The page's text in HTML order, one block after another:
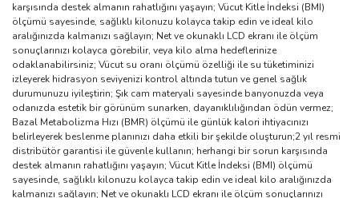
karşısında destek almanın rahatlığını yaşayın; Vücut Kitle İndeksi (BMI)
ölçümü sayesinde, sağlıklı kilonuzu kolayca takip edin ve ideal kilo
aralığınızda kalmanızı sağlayın; Net ve okunaklı LCD ekranı ile ölçüm
sonuçlarınızı kolayca görebilir, veya kilo alma hedeflerinize
odaklanabilirsiniz; Vücut su oranı ölçümü özelliği ile su tüketiminizi
izleyerek hidrasyon seviyenizi kontrol altında tutun ve genel sağlık
durumunuzu iyileştirin; Şık cam materyali sayesinde banyonuzda veya
odanızda estetik bir görünüm sunarken, dayanıklılığından ödün vermez;
Bazal Metabolizma Hızı (BMR) ölçümü ile günlük kalori ihtiyacınızı
belirleyerek beslenme planınızı daha etkili bir şekilde oluşturun;2 yıl resmi
distribütör garantisi ile güvenle kullanın; herhangi bir sorun karşısında
destek almanın rahatlığını yaşayın; Vücut Kitle İndeksi (BMI) ölçümü
sayesinde, sağlıklı kilonuzu kolayca takip edin ve ideal kilo aralığınızda
kalmanızı sağlayın; Net ve okunaklı LCD ekranı ile ölçüm sonuçlarınızı